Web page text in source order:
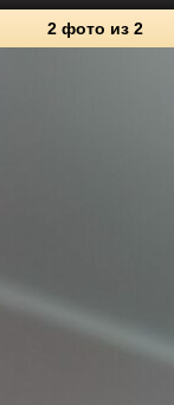
2 фото из 2